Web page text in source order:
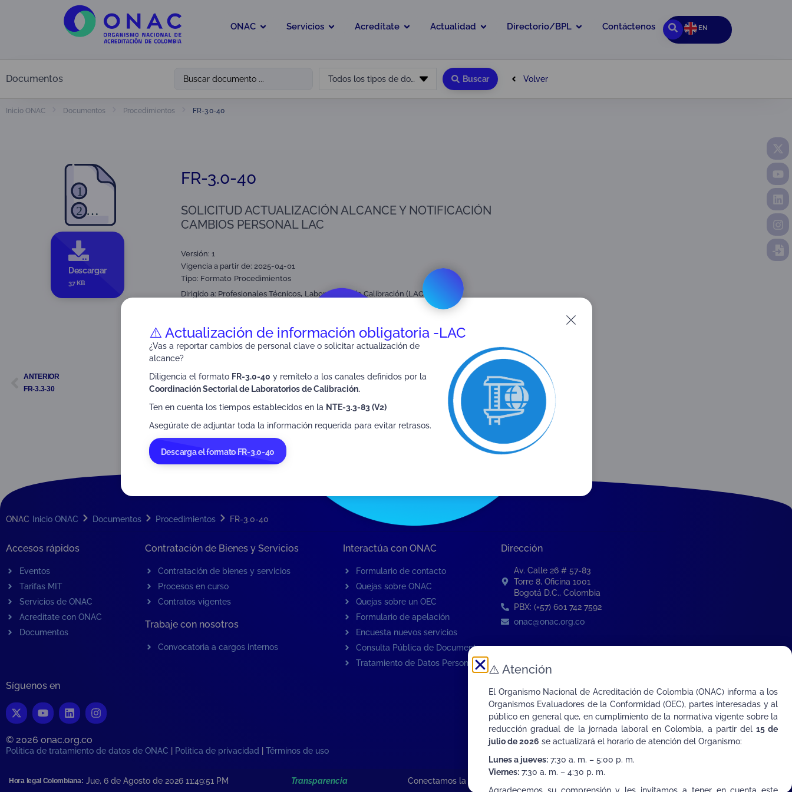
ONAC Servicios Acredítate Actualidad Directorio/BPL Contáctenos EN
Documentos Todos los tipos de documento Buscar Volver
Inicio ONAC Documentos Procedimientos FR-3.0-40
Descargar
37 KB
FR-3.0-40
SOLICITUD ACTUALIZACIÓN ALCANCE Y NOTIFICACIÓN
CAMBIOS PERSONAL LAC
Versión: 1
Vigencia a partir de: 2025-04-01
Tipo: Formato Procedimientos
Dirigido a: Profesionales Técnicos, Laboratorios de Calibración (LAC)
ANTERIOR
FR-3.3-30
SIGUIENTE
FR-3.0-38
ONAC Inicio ONAC Documentos Procedimientos FR-3.0-40
Accesos rápidos
Eventos
Tarifas MIT
Servicios de ONAC
Acredítate con ONAC
Documentos
Contratación de Bienes y Servicios
Contratación de bienes y servicios
Procesos en curso
Contratos vigentes
Trabaje con nosotros
Convocatoria a cargos internos
Interactúa con ONAC
Formulario de contacto
Quejas sobre ONAC
Quejas sobre un OEC
Formulario de apelación
Encuesta nuevos servicios
Consulta Pública de Documentos
Tratamiento de Datos Personales
Dirección
Av. Calle 26 # 57-83
Torre 8, Oficina 1001
Bogotá D.C., Colombia
PBX: (+57) 601 742 7592
onac@onac.org.co
Síguenos en
© 2026 onac.org.co​
Política de tratamiento de datos de ONAC | Política de privacidad | Términos de uso
Hora legal Colombiana: Jue, 6 de Agosto de 2026 11:49:51 PM Transparencia Conectamos la Calidad de Colombia con el Mundo
⚠️ Actualización de información obligatoria -LAC
¿Vas a reportar cambios de personal clave o solicitar actualización de
alcance?
Diligencia el formato FR-3.0-40 y remítelo a los canales definidos por la
Coordinación Sectorial de Laboratorios de Calibración.
Ten en cuenta los tiempos establecidos en la NTE-3.3-83 (V2)
Asegúrate de adjuntar toda la información requerida para evitar retrasos.
Descarga el formato FR-3.0-40
⚠️ Atención
El Organismo Nacional de Acreditación de Colombia (ONAC) informa a los
Organismos Evaluadores de la Conformidad (OEC), partes interesadas y al
público en general que, en cumplimiento de la normativa vigente sobre la
reducción gradual de la jornada laboral en Colombia, a partir del15 de
julio de 2026 se actualizará el horario de atención del Organismo:
Lunes a jueves:7:30 a. m. – 5:00 p. m.
Viernes:7:30 a. m. – 4:30 p. m.